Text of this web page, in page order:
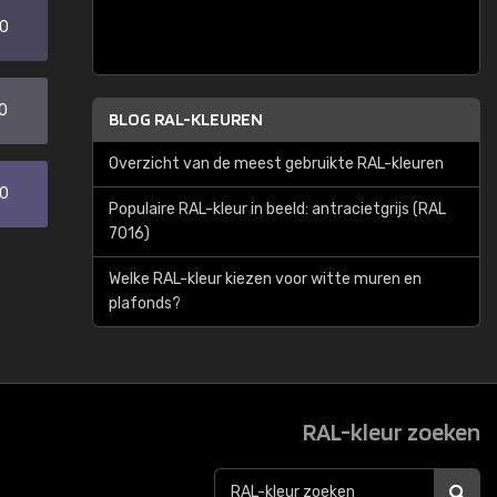
BLOG RAL-KLEUREN
Overzicht van de meest gebruikte RAL-kleuren
Populaire RAL-kleur in beeld: antracietgrijs (RAL
7016)
Welke RAL-kleur kiezen voor witte muren en
plafonds?
RAL-kleur zoeken